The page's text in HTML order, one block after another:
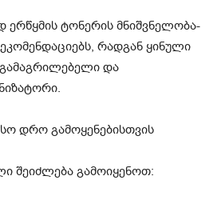
ერწყმის ტონერის მნიშვნელობა-
რადგან ყინული
და
დრო გამოყენებისთვის
შეიძლება გამოიყენოთ: